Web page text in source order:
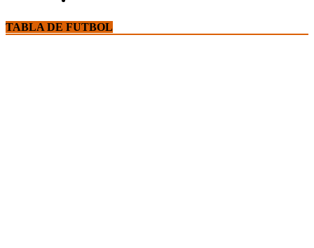
TABLA DE FUTBOL